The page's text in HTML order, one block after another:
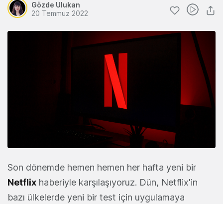
Gözde Ulukan
20 Temmuz 2022
Son dönemde hemen hemen her hafta yeni bir
Netflix haberiyle karşılaşıyoruz. Dün, Netflix'in
bazı ülkelerde yeni bir test için uygulamaya